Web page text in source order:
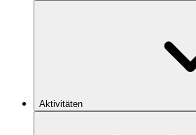
Aktivitäten